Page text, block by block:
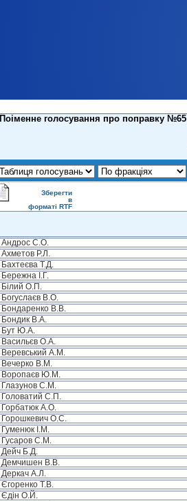
Поіменне голосування про поправку №65
Зберегти
в
форматі RTF
Андрос С.О.
Ахметов Р.Л.
Бахтеєва Т.Д.
Бережна І.Г.
Білий О.П.
Богуслаєв В.О.
Бондаренко В.В.
Бондик В.А.
Бут Ю.А.
Васильєв О.А.
Веревський А.М.
Вечерко В.М.
Воропаєв Ю.М.
Глазунов С.М.
Головатий С.П.
Горбатюк А.О.
Горошкевич О.С.
Гуменюк І.М.
Гусаров С.М.
Дейч Б.Д.
Демчишен В.В.
Деркач А.Л.
Єгоренко Т.В.
Єдін О.Й.